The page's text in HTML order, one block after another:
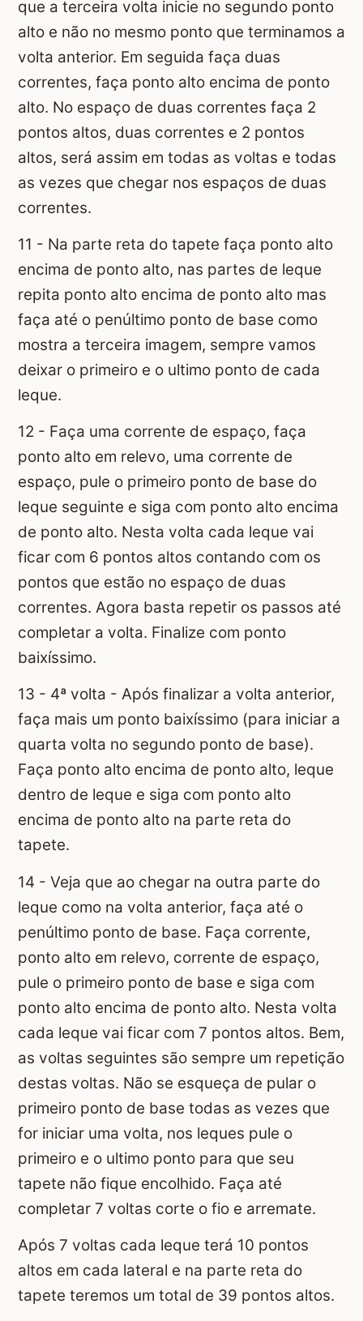
que a terceira volta inicie no segundo ponto
alto e não no mesmo ponto que terminamos a
volta anterior. Em seguida faça duas
correntes, faça ponto alto encima de ponto
alto. No espaço de duas correntes faça 2
pontos altos, duas correntes e 2 pontos
altos, será assim em todas as voltas e todas
as vezes que chegar nos espaços de duas
correntes.
11 - Na parte reta do tapete faça ponto alto
encima de ponto alto, nas partes de leque
repita ponto alto encima de ponto alto mas
faça até o penúltimo ponto de base como
mostra a terceira imagem, sempre vamos
deixar o primeiro e o ultimo ponto de cada
leque.
12 - Faça uma corrente de espaço, faça
ponto alto em relevo, uma corrente de
espaço, pule o primeiro ponto de base do
leque seguinte e siga com ponto alto encima
de ponto alto. Nesta volta cada leque vai
ficar com 6 pontos altos contando com os
pontos que estão no espaço de duas
correntes. Agora basta repetir os passos até
completar a volta. Finalize com ponto
baixíssimo.
13 - 4ª volta - Após finalizar a volta anterior,
faça mais um ponto baixíssimo (para iniciar a
quarta volta no segundo ponto de base).
Faça ponto alto encima de ponto alto, leque
dentro de leque e siga com ponto alto
encima de ponto alto na parte reta do
tapete.
14 - Veja que ao chegar na outra parte do
leque como na volta anterior, faça até o
penúltimo ponto de base. Faça corrente,
ponto alto em relevo, corrente de espaço,
pule o primeiro ponto de base e siga com
ponto alto encima de ponto alto. Nesta volta
cada leque vai ficar com 7 pontos altos. Bem,
as voltas seguintes são sempre um repetição
destas voltas. Não se esqueça de pular o
primeiro ponto de base todas as vezes que
for iniciar uma volta, nos leques pule o
primeiro e o ultimo ponto para que seu
tapete não fique encolhido. Faça até
completar 7 voltas corte o fio e arremate.
Após 7 voltas cada leque terá 10 pontos
altos em cada lateral e na parte reta do
tapete teremos um total de 39 pontos altos.